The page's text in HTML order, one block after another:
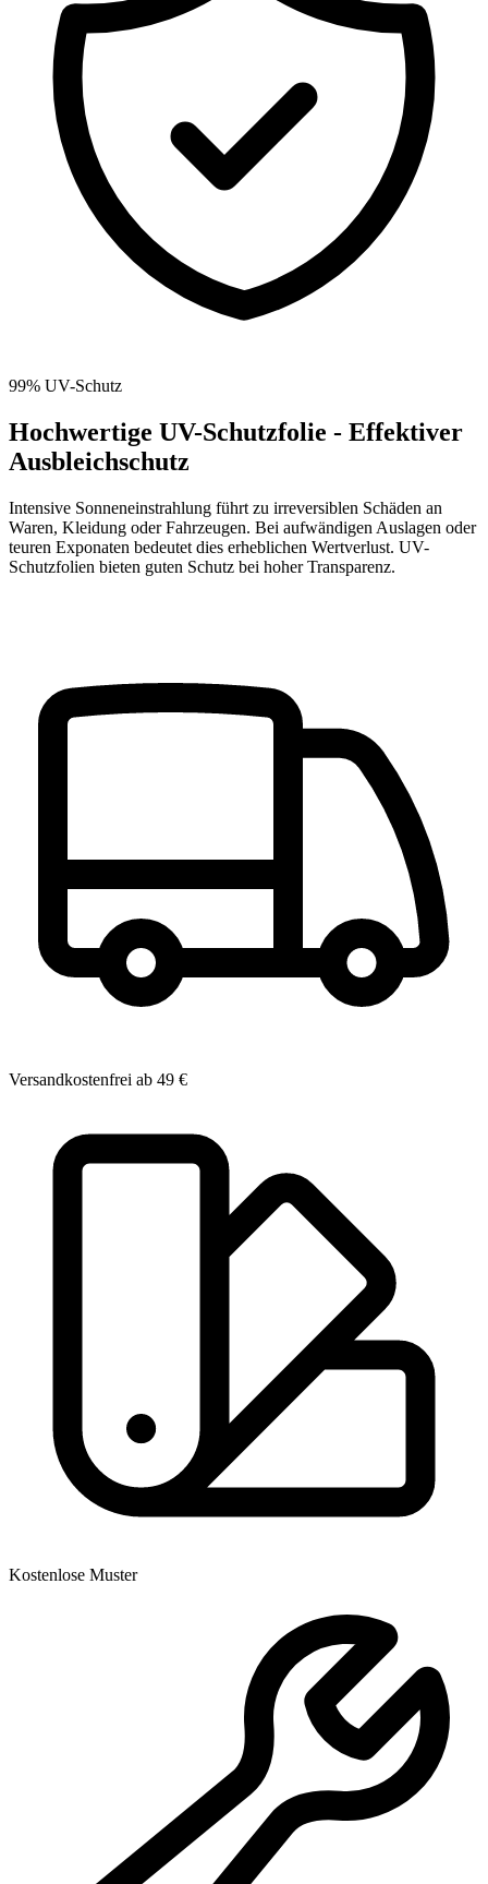
99% UV-Schutz
Hochwertige UV-Schutzfolie - Effektiver
Ausbleichschutz
Intensive Sonneneinstrahlung führt zu irreversiblen Schäden an
Waren, Kleidung oder Fahrzeugen. Bei aufwändigen Auslagen oder
teuren Exponaten bedeutet dies erheblichen Wertverlust. UV-
Schutzfolien bieten guten Schutz bei hoher Transparenz.
Versandkostenfrei ab 49 €
Kostenlose Muster